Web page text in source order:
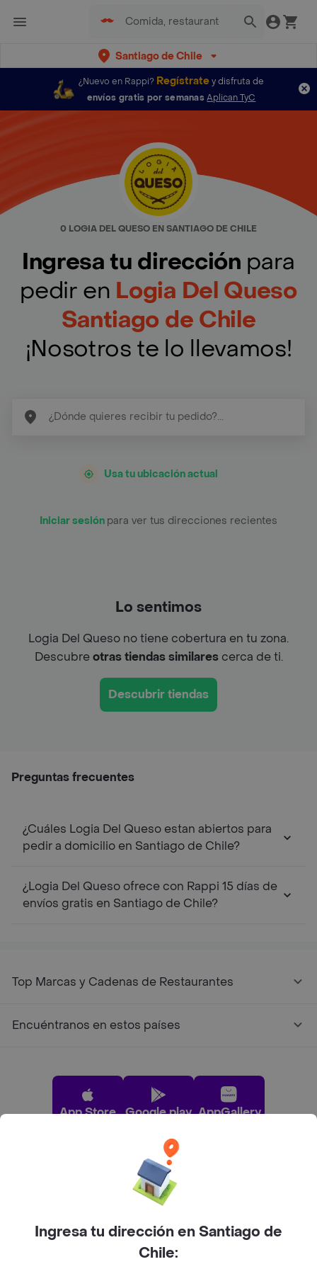
Santiago de Chile
¿Nuevo en Rappi? Regístratey disfruta de
envíos gratis por semanas Aplican TyC
0 LOGIA DEL QUESO EN SANTIAGO DE CHILE
Ingresa tu dirección para
pedir en Logia Del Queso
Santiago de Chile
¡Nosotros te lo llevamos!
Usa tu ubicación actual
Iniciar sesión para ver tus direcciones recientes
Lo sentimos
Logia Del Queso no tiene cobertura en tu zona.
Descubreotras tiendas similarescerca de ti.
Descubrir tiendas
Preguntas frecuentes
¿Cuáles Logia Del Queso estan abiertos para
pedir a domicilio en Santiago de Chile?
¿Logia Del Queso ofrece con Rappi 15 días de
envíos gratis en Santiago de Chile?
Top Marcas y Cadenas de Restaurantes
Encuéntranos en estos países
App Store Google play AppGallery
Pide tu comida favorita cerca de ti
Categorías
Ingresa tu dirección en Santiago de
Chile: